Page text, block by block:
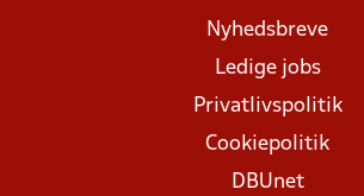
Nyhedsbreve
Ledige jobs
Privatlivspolitik
Cookiepolitik
DBUnet